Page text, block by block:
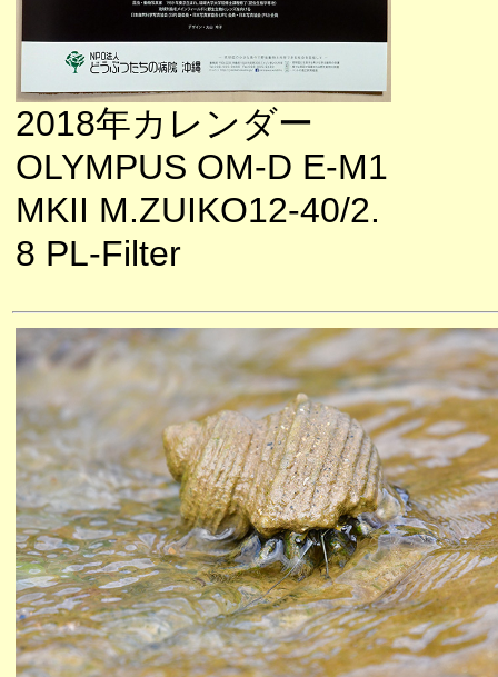
2018年カレンダー
OLYMPUS OM-D E-M1
MKII M.ZUIKO12-40/2.
8 PL-Filter